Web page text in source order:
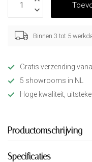
Binnen 3 tot 5
Gratis verzending
5 showrooms in NL
Hoge kwaliteit,
Productomschrijving
Specificaties